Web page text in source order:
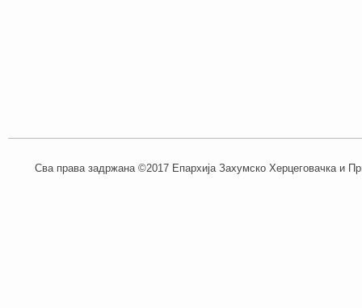
Сва права задржана ©2017 Епархија Захумско Херцеговачка и